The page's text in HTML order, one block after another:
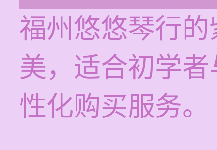
福州悠悠琴行
美，适合初学
性化购买服务。